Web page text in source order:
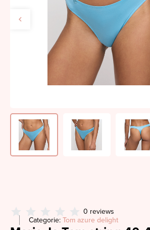
0 reviews
Categorie: Tom azure delight